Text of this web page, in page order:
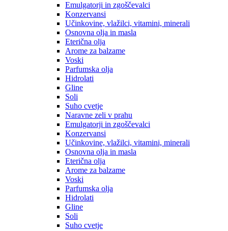
Emulgatorji in zgoščevalci
Konzervansi
Učinkovine, vlažilci, vitamini, minerali
Osnovna olja in masla
Eterična olja
Arome za balzame
Voski
Parfumska olja
Hidrolati
Gline
Soli
Suho cvetje
Naravne zeli v prahu
Emulgatorji in zgoščevalci
Konzervansi
Učinkovine, vlažilci, vitamini, minerali
Osnovna olja in masla
Eterična olja
Arome za balzame
Voski
Parfumska olja
Hidrolati
Gline
Soli
Suho cvetje